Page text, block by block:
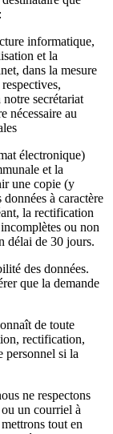
informatique,
et la
dans la mesure
secrétariat
nécessaire au
électronique)
et la
une copie (y
à caractère
la rectification
ou non
délai de 30 jours.
des données.
que la demande
de toute
rectification,
personnel si la
ne respectons
un courriel à
tout en